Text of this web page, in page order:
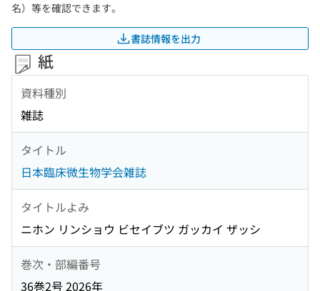
名）等を確認できます。
書誌情報を出力
紙
資料種別
雑誌
タイトル
日本臨床微生物学会雑誌
タイトルよみ
ニホン リンショウ ビセイブツ ガッカイ ザッシ
巻次・部編番号
36巻2号 2026年